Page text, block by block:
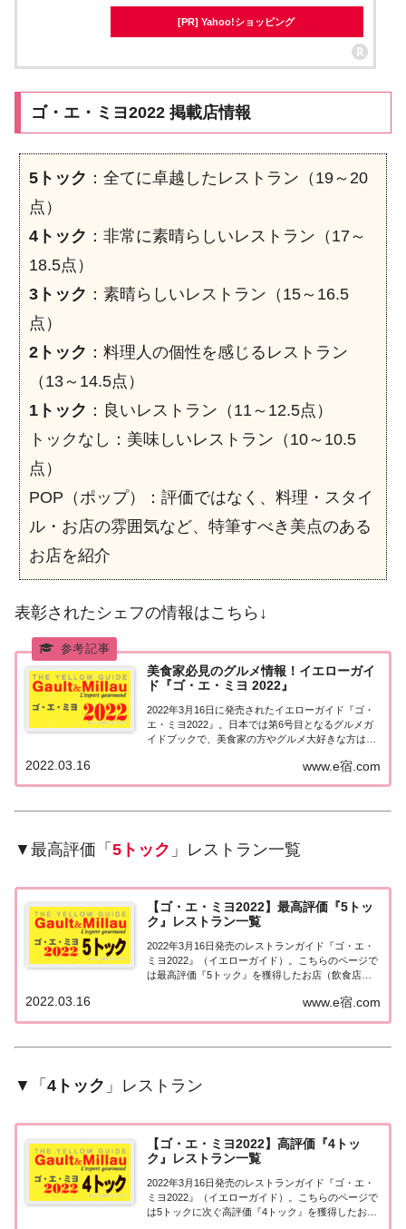
[PR] Yahoo!ショッピング
ゴ・エ・ミヨ2022 掲載店情報
5トック ：全てに卓越したレストラン（19～20
点）
4トック ：非常に素晴らしいレストラン（17～
18.5点）
3トック ：素晴らしいレストラン（15～16.5
点）
2トック ：料理人の個性を感じるレストラン
（13～14.5点）
1トック ：良いレストラン（11～12.5点）
トックなし：美味しいレストラン（10～10.5
点）
POP（ポップ）：評価ではなく、料理・スタイ
ル・お店の雰囲気など、特筆すべき美点のある
お店を紹介
表彰されたシェフの情報はこちら↓
美食家必見のグルメ情報！イエローガイ
ド『ゴ・エ・ミヨ 2022』
2022年3月16日に発売されたイエローガイド『ゴ・
エ・ミヨ2022』。日本では第6号目となるグルメガ
イドブックで、美食家の方やグルメ大好きな方は必
の詳しい情報についてご紹介しています。ゴエミヨ
2022美食のエキスパートがおすすめ...
www.e宿.com
2022.03.16
▼最高評価「 5トック 」レストラン一覧
【ゴ・エ・ミヨ2022】最高評価『5トッ
ク』レストラン一覧
2022年3月16日発売のレストランガイド『ゴ・エ・
ミヨ2022』（イエローガイド）。こちらのページで
は最高評価『5トック』を獲得したお店（飲食店・
2022『5トック』ゴ・エ・ミヨ2022で、ゴエミヨ
www.e宿.com
2022.03.16
▼「 4トック 」レストラン
【ゴ・エ・ミヨ2022】高評価『4トッ
ク』レストラン一覧
2022年3月16日発売のレストランガイド『ゴ・エ・
ミヨ2022』（イエローガイド）。こちらのページで
は5トックに次ぐ高評価『4トック』を獲得したお店